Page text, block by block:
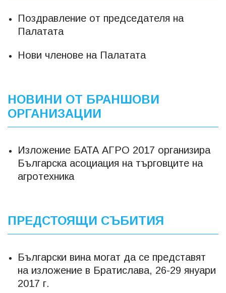
Поздравление от председателя на
Палатата
Нови членове на Палатата
НОВИНИ ОТ БРАНШОВИ
ОРГАНИЗАЦИИ
Изложение БАТА АГРО 2017 организира
Българска асоциация на търговците на
агротехника
ПРЕДСТОЯЩИ СЪБИТИЯ
Български вина могат да се представят
на изложение в Братислава, 26-29 януари
2017 г.